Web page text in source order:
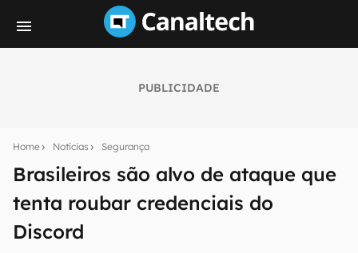
PUBLICIDADE
Home Notícias Segurança
Brasileiros são alvo de ataque que
tenta roubar credenciais do
Discord
notícias e reviews sobre tecnologia em primeira
mão.
E-mail